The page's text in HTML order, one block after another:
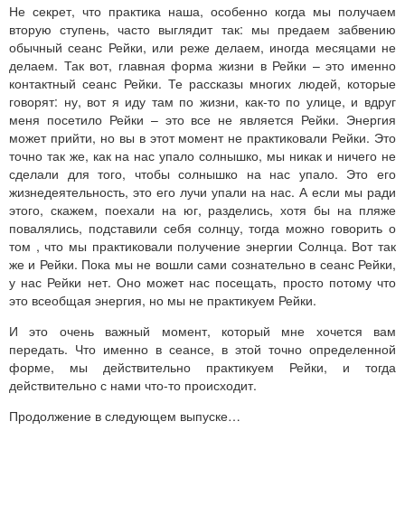
Не секрет, что практика наша, особенно когда мы получаем
вторую ступень, часто выглядит так: мы предаем забвению
обычный сеанс Рейки, или реже делаем, иногда месяцами не
делаем. Так вот, главная форма жизни в Рейки – это именно
контактный сеанс Рейки. Те рассказы многих людей, которые
говорят: ну, вот я иду там по жизни, как-то по улице, и вдруг
меня посетило Рейки – это все не является Рейки. Энергия
может прийти, но вы в этот момент не практиковали Рейки. Это
точно так же, как на нас упало солнышко, мы никак и ничего не
сделали для того, чтобы солнышко на нас упало. Это его
жизнедеятельность, это его лучи упали на нас. А если мы ради
этого, скажем, поехали на юг, разделись, хотя бы на пляже
повалялись, подставили себя солнцу, тогда можно говорить о
том , что мы практиковали получение энергии Солнца. Вот так
же и Рейки. Пока мы не вошли сами сознательно в сеанс Рейки,
у нас Рейки нет. Оно может нас посещать, просто потому что
это всеобщая энергия, но мы не практикуем Рейки.
И это очень важный момент, который мне хочется вам
передать. Что именно в сеансе, в этой точно определенной
форме, мы действительно практикуем Рейки, и тогда
действительно с нами что-то происходит.
Продолжение в следующем выпуске…